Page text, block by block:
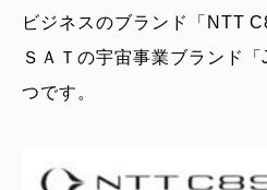
ビジネスのブランド「NTT
ＳＡＴの宇宙事業ブランド
つです。